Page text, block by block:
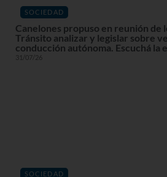
SOCIEDAD
Canelones propuso en reunión de
Tránsito analizar y legislar sobre
conducción autónoma. Escuchá la
31/07/26
SOCIEDAD